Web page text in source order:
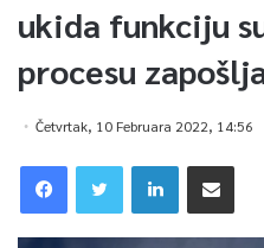
ukida funkciju
procesu
Četvrtak, 10 Februara 2022, 14:56